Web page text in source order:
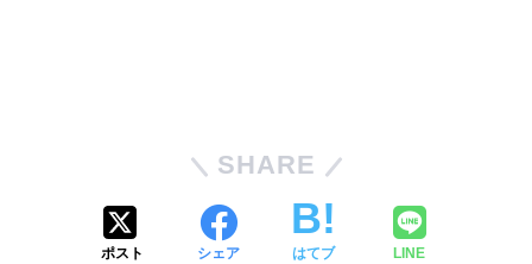
SHARE
ポスト シェア はてブ LINE